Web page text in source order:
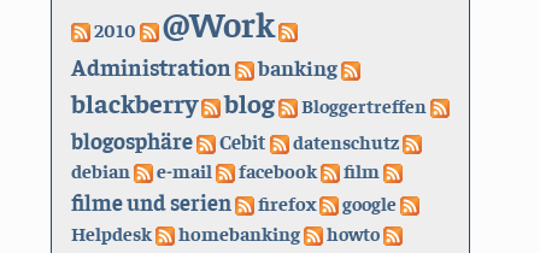
2010 @Work
Administration banking
blackberry blog Bloggertreffen
blogosphäre Cebit datenschutz
debian e-mail facebook film
filme und serien firefox
google
Helpdesk
homebanking howto